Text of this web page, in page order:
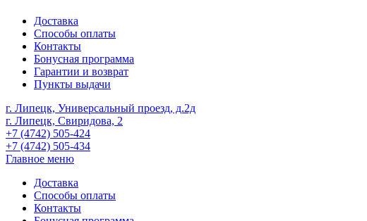
Доставка
Способы оплаты
Контакты
Бонусная программа
Гарантии и возврат
Пункты выдачи
г. Липецк, Универсальный проезд, д.2д
г. Липецк, Свиридова, 2
+7 (4742) 505-424
+7 (4742) 505-434
Главное меню
Доставка
Способы оплаты
Контакты